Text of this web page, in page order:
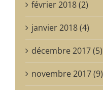
février 2018 (2)
janvier 2018 (4)
décembre 2017 (5)
novembre 2017 (9)